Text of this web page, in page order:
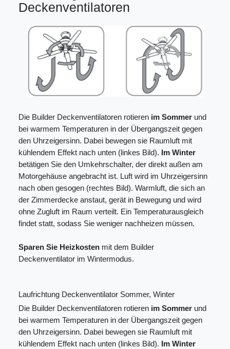
Deckenventilatoren
Die Builder Deckenventilatoren rotieren im Sommer und
bei warmem Temperaturen in der Übergangszeit gegen
den Uhrzeigersinn. Dabei bewegen sie Raumluft mit
kühlendem Effekt nach unten (linkes Bild). Im Winter
betätigen Sie den Umkehrschalter, der direkt außen am
Motorgehäuse angebracht ist. Luft wird im Uhrzeigersinn
nach oben gesogen (rechtes Bild). Warmluft, die sich an
der Zimmerdecke anstaut, gerät in Bewegung und wird
ohne Zugluft im Raum verteilt. Ein Temperaturausgleich
findet statt, sodass Sie weniger nachheizen müssen.
Sparen Sie Heizkosten mit dem Builder
Deckenventilator im Wintermodus.
Laufrichtung Deckenventilator Sommer, Winter
Die Builder Deckenventilatoren rotieren im Sommer und
bei warmem Temperaturen in der Übergangszeit gegen
den Uhrzeigersinn. Dabei bewegen sie Raumluft mit
kühlendem Effekt nach unten (linkes Bild). Im Winter